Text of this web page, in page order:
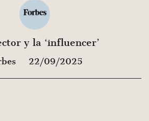
y la ‘influencer’
22/09/2025